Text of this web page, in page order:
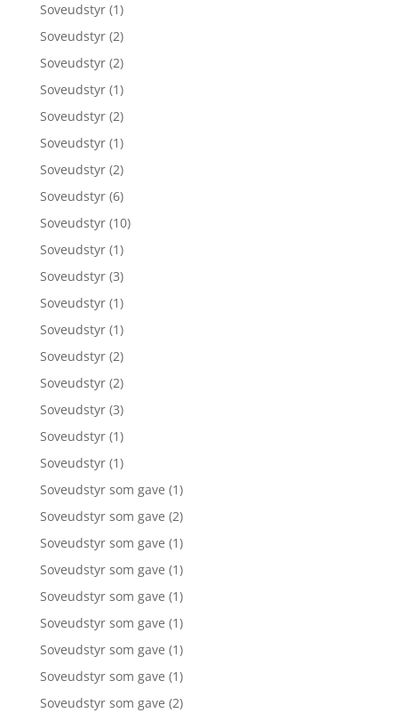
Soveudstyr (1)
Soveudstyr (2)
Soveudstyr (2)
Soveudstyr (1)
Soveudstyr (2)
Soveudstyr (1)
Soveudstyr (2)
Soveudstyr (6)
Soveudstyr (10)
Soveudstyr (1)
Soveudstyr (3)
Soveudstyr (1)
Soveudstyr (1)
Soveudstyr (2)
Soveudstyr (2)
Soveudstyr (3)
Soveudstyr (1)
Soveudstyr (1)
Soveudstyr som gave (1)
Soveudstyr som gave (2)
Soveudstyr som gave (1)
Soveudstyr som gave (1)
Soveudstyr som gave (1)
Soveudstyr som gave (1)
Soveudstyr som gave (1)
Soveudstyr som gave (1)
Soveudstyr som gave (2)